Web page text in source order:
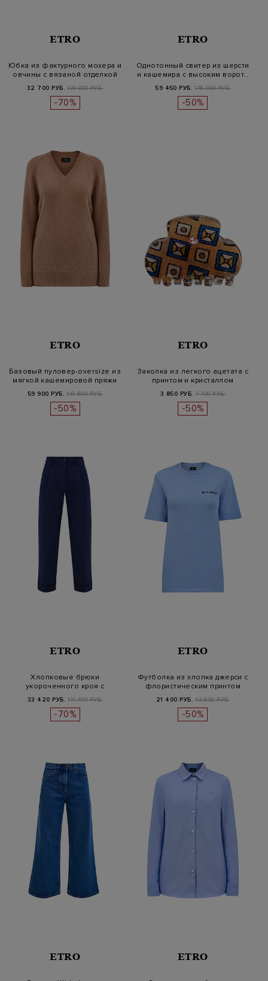
ETRO
Юбка из фактурного мохера и
овчины с вязаной отделкой
32 700 РУБ. 109 000 РУБ.
-70%
ETRO
Однотонный свитер из шерсти
и кашемира с высоким ворот…
59 450 РУБ. 118 900 РУБ.
-50%
ETRO
Базовый пуловер-oversize из
мягкой кашемировой пряжи
59 900 РУБ. 119 800 РУБ.
-50%
ETRO
Заколка из легкого ацетата c
принтом и кристаллом
3 850 РУБ. 7 700 РУБ.
-50%
ETRO
Хлопковые брюки
укороченного кроя с
шевронным узором и…
33 420 РУБ. 111 400 РУБ.
-70%
ETRO
Футболка из хлопка джерси с
флористическим принтом
21 400 РУБ. 42 800 РУБ.
-50%
ETRO ETRO